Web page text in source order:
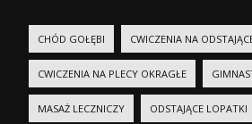
CHÓD GOŁĘBI CWICZENIA NA
CWICZENIA NA PLECY OKRAGŁE
MASAŻ LECZNICZY ODSTAJĄCE LOPATKI